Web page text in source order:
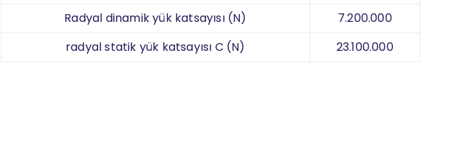
Radyal dinamik yük katsayısı (N)
7.200.000
radyal statik yük katsayısı C (N)
23.100.000